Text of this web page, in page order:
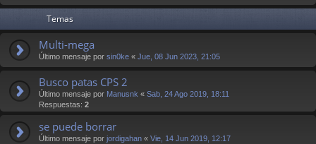
Temas
Multi-mega
Último mensaje por sin0ke « Jue, 08 Jun 2023, 21:05
Busco patas CPS 2
Último mensaje por Manusnk « Sab, 24 Ago 2019, 18:11
Respuestas: 2
se puede borrar
Último mensaje por jordigahan « Vie, 14 Jun 2019, 12:17